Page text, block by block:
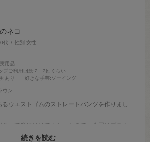
ネコ
代 性別:女性
用品
プご利用回数:2～3回くらい
:あり 好きな手芸:ソーイング
ウン
ウエストゴムのストレートパンツを作りまし
あって楽にはけてよかったので、今回はブラウ
続きを読む